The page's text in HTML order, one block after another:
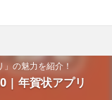
の魅力を紹介！
| 年賀状アプリ